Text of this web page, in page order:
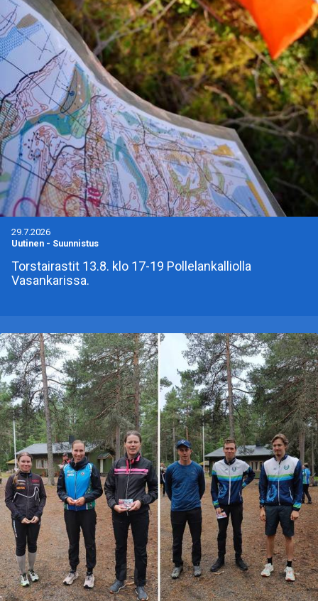
29.7.2026
Uutinen - Suunnistus
Torstairastit 13.8. klo 17-19 Pollelankalliolla
Vasankarissa.